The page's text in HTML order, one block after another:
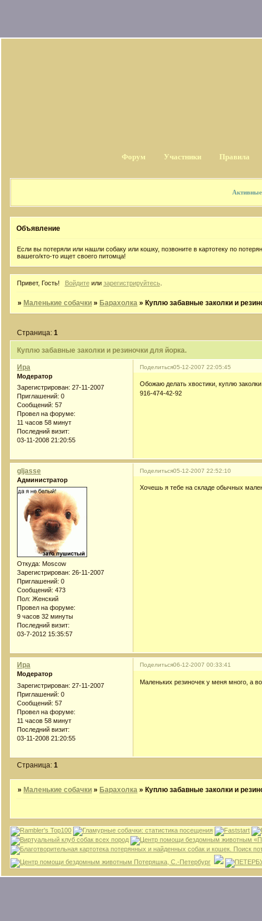
Форум Участники Правила
Объявление
Если вы потеряли или нашли собаку или кошку, позвоните в картотеку по
вашего/кто-то ищет своего питомца!
Привет, Гость! Войдитеили зарегистрируйтесь
» Маленькие собачки » Барахолка » Куплю забавные заколки и
Куплю забавные заколки и резиночки для йорка.
Страница:1
Поделиться05-12-2007 22:05:45
Ира
Модератор
Зарегистрирован: 27-11-2007
Приглашений: 0
Сообщений: 57
Провел на форуме:
11 часов 58 минут
Последний визит:
03-11-2008 21:20:55
Обожаю делать хвостики, куплю
916-474-42-92
Поделиться05-12-2007 22:52:10
gljasse
Администратор
Откуда: Moscow
Зарегистрирован: 26-11-2007
Приглашений: 0
Сообщений: 473
Пол: Женский
Провел на форуме:
9 часов 32 минуты
Последний визит:
03-7-2012 15:35:57
Хочешь я тебе на складе обычных
Поделиться06-12-2007 00:33:41
Ира
Модератор
Зарегистрирован: 27-11-2007
Приглашений: 0
Сообщений: 57
Провел на форуме:
11 часов 58 минут
Последний визит:
03-11-2008 21:20:55
Маленьких резиночек у меня много, а
Страница:1
» Маленькие собачки » Барахолка » Куплю забавные заколки и